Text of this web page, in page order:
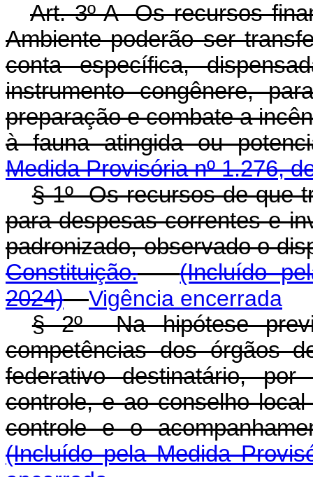
Art. 3º-A Os recursos
Ambiente poderão ser
conta específica,
instrumento congênere,
preparação e combate a
à fauna atingida ou
Medida Provisória nº 1.276,
§ 1º Os recursos de que
para despesas correntes e
padronizado, observado o
Constituição.
(Incluído
2024)
Vigência encerrada
§ 2º Na hipótese
competências dos órgãos
federativo destinatário,
controle, e ao conselho
controle e o
(Incluído pela Medida